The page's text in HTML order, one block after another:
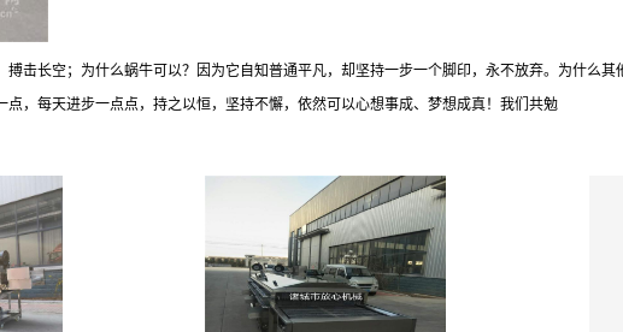
击长空；为什么蜗牛可以？因为它自知普通平凡，却坚持一步一个脚印，永不放弃。为什么
，每天进步一点点，持之以恒，坚持不懈，依然可以心想事成、梦想成真！我们共勉